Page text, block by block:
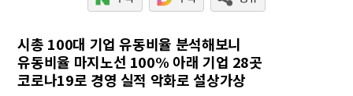
시총 100대 기업 유동비율 분석해보니
유동비율 마지노선 100% 아래 기업 28곳
코로나19로 경영 실적 악화로 설상가상